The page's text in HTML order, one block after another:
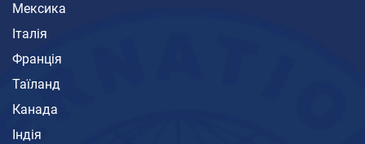
Мексика
Італія
Франція
Таїланд
Канада
Індія